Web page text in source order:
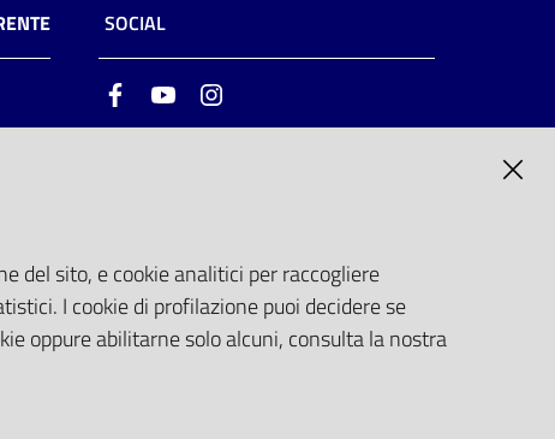
SOCIAL
FacebookYoutube
del sito, e cookie analitici per raccogliere
I cookie di profilazione puoi decidere se
oppure abilitarne solo alcuni, consulta la nostra